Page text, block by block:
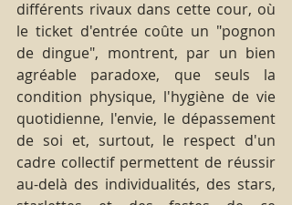
différents rivaux dans cette cour, où
le ticket d'entrée coûte un "pognon
de dingue", montrent, par un bien
agréable paradoxe, que seuls la
condition physique, l'hygiène de vie
quotidienne, l'envie, le dépassement
de soi et, surtout, le respect d'un
cadre collectif permettent de réussir
au-delà des individualités, des stars,